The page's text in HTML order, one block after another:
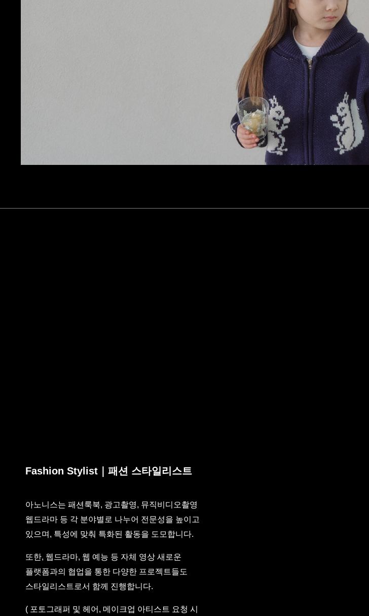
Fashion Stylist｜패션 스타일리스트
아노니스는 패션룩북, 광고촬영, 뮤직비디오촬영
웹드라마 등 각 분야별로 나누어 전문성을 높이고
있으며, 특성에 맞춰 특화된 활동을 도모합니다.
또한, 웹드라마, 웹 예능 등 자체 영상 새로운
플랫폼과의 협업을 통한 다양한 프로젝트들도
스타일리스트로서 함께 진행합니다.
( 포토그래퍼 및 헤어, 메이크업 아티스트 요청 시